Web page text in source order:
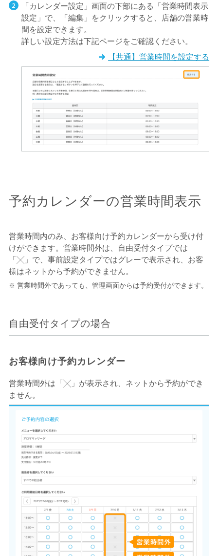
「カレンダー設定」画面の下部にある「営業時間表示
設定」で、「編集」をクリックすると、店舗の営業時
間を設定できます。
詳しい設定方法は下記ページをご確認ください。
【共通】営業時間を設定する
予約カレンダーの営業時間表示
営業時間内のみ、お客様向け予約カレンダーから受け付
けができます。営業時間外は、自由受付タイプでは
「╳」で、事前設定タイプではグレーで表示され、お客
様はネットから予約ができません。
営業時間外であっても、管理画面からは予約受付ができます。
自由受付タイプの場合
お客様向け予約カレンダー
営業時間外は「╳」が表示され、ネットから予約ができ
ません。